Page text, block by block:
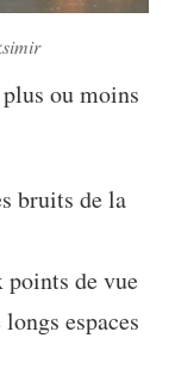
ou moins
bruits de la
points de vue
espaces